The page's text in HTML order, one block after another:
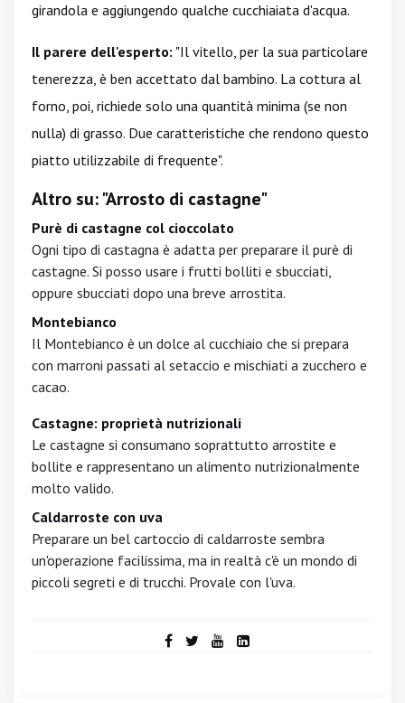
girandola e aggiungendo qualche cucchiaiata d'acqua.
Il parere dell'esperto: "Il vitello, per la sua particolare
tenerezza, è ben accettato dal bambino. La cottura al
forno, poi, richiede solo una quantità minima (se non
nulla) di grasso. Due caratteristiche che rendono questo
piatto utilizzabile di frequente".
Altro su: "Arrosto di castagne"
Purè di castagne col cioccolato
Ogni tipo di castagna è adatta per preparare il purè di
castagne. Si posso usare i frutti bolliti e sbucciati,
oppure sbucciati dopo una breve arrostita.
Montebianco
Il Montebianco è un dolce al cucchiaio che si prepara
con marroni passati al setaccio e mischiati a zucchero e
cacao.
Castagne: proprietà nutrizionali
Le castagne si consumano soprattutto arrostite e
bollite e rappresentano un alimento nutrizionalmente
molto valido.
Caldarroste con uva
Preparare un bel cartoccio di caldarroste sembra
un'operazione facilissima, ma in realtà c'è un mondo di
piccoli segreti e di trucchi. Provale con l'uva.